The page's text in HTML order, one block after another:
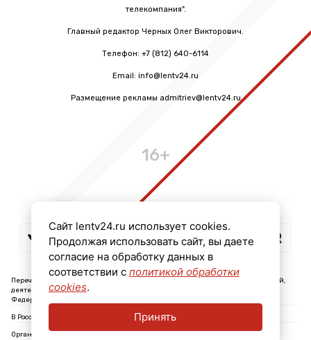
телекомпания".
Главный редактор Черных Олег Викторович.
Телефон: +7 (812) 640-6114
Email: info@lentv24.ru
Размещение рекламы admitriev@lentv24.ru
16+
Перечень иностранных и международных неправительственных организаций,
деятельность которых признана нежелательной на территории Российской
Федерации: ↓
В России признаны экстремистскими и запрещены организации: ↓
Организации, СМИ и физические лица, признанные в России иностранными
Сайт lentv24.ru использует cookies.
Продолжая использовать сайт, вы даете
согласие на обработку данных в
соответствии с политикой обработки
cookies.
Принять